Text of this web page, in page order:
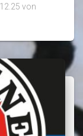
von